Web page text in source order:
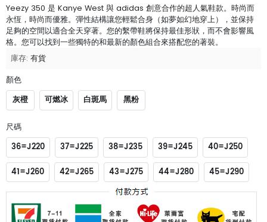
Yeezy 350 是 Kanye West 與 adidas 創意合作的超人氣鞋款。時尚而
永恆，時尚而優雅。彈性結構讓您輕鬆合身（如夢如幻地穿上），並保持
足夠的空間以適合全天穿著。您的繫帶鞋將保持最佳形狀，而不會影響風
格。您可以找到一些獨特的和最新的顏色組合來搭配您的著裝。
庫存: 有貨
顏色
灰橙 可燃冰 白斑馬 黑粉
尺碼
36=J220 37=J225 38=J235 39=J245
40=J250
41=J260
42=J265 43=J275 44=J280 45=J290